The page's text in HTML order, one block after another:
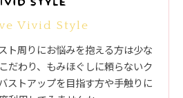
Vivid Style
ト周りにお悩みを抱える方は少な
だわり、もみほぐしに頼らないク
ストアップを目指す方や手触りに